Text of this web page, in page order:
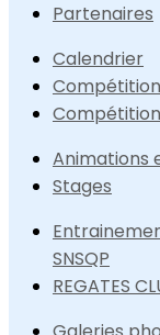
Partenaires
Calendrier
Animations
Stages
SNSQP
REGATES